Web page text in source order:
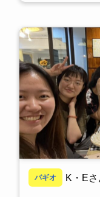
バギオ K・Eさ